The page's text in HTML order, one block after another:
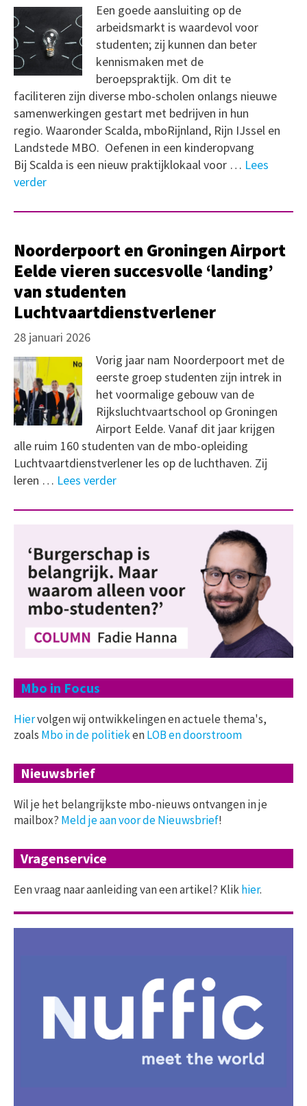
Een goede aansluiting op de
arbeidsmarkt is waardevol voor
studenten; zij kunnen dan beter
kennismaken met de
beroepspraktijk. Om dit te
faciliteren zijn diverse mbo-scholen onlangs nieuwe
samenwerkingen gestart met bedrijven in hun
regio. Waaronder Scalda, mboRijnland, Rijn IJssel en
Landstede MBO. Oefenen in een kinderopvang
Bij Scalda is een nieuw praktijklokaal voor … Lees
verder
Noorderpoort en Groningen Airport
Eelde vieren succesvolle ‘landing’
van studenten
Luchtvaartdienstverlener
28 januari 2026
Vorig jaar nam Noorderpoort met de
eerste groep studenten zijn intrek in
het voormalige gebouw van de
Rijksluchtvaartschool op Groningen
Airport Eelde. Vanaf dit jaar krijgen
alle ruim 160 studenten van de mbo-opleiding
Luchtvaartdienstverlener les op de luchthaven. Zij
leren … Lees verder
Mbo in Focus
Hiervolgen wij ontwikkelingen en actuele thema's,
zoals Mbo in de politiekenLOB en doorstroom
Nieuwsbrief
Wil je het belangrijkste mbo-nieuws ontvangen in je
mailbox? Meld je aan voor de Nieuwsbrief!
Vragenservice
Een vraag naar aanleiding van een artikel? Klikhier.